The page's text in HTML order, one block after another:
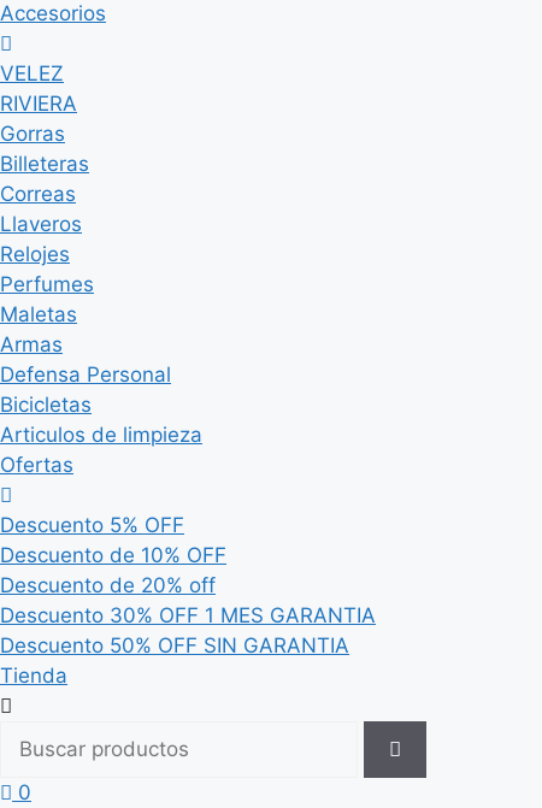
Accesorios
VELEZ
RIVIERA
Gorras
Billeteras
Correas
Llaveros
Relojes
Perfumes
Maletas
Armas
Defensa Personal
Bicicletas
Articulos de limpieza
Ofertas
Descuento 5% OFF
Descuento de 10% OFF
Descuento de 20% off
Descuento 30% OFF 1 MES GARANTIA
Descuento 50% OFF SIN GARANTIA
Tienda
0